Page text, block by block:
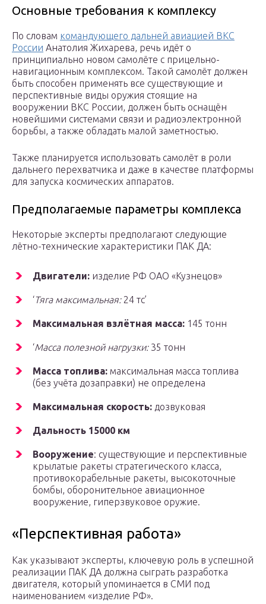
Основные требования к комплексу
По словам командующего дальней авиацией ВКС
России Анатолия Жихарева, речь идёт о
принципиально новом самолёте с прицельно-
навигационным комплексом. Такой самолёт должен
быть способен применять все существующие и
перспективные виды оружия стоящие на
вооружении ВКС России, должен быть оснащён
новейшими системами связи и радиоэлектронной
борьбы, а также обладать малой заметностью.
Также планируется использовать самолёт в роли
дальнего перехватчика и даже в качестве платформы
для запуска космических аппаратов.
Предполагаемые параметры комплекса
Некоторые эксперты предполагают следующие
лётно-технические характеристики ПАК ДА:
Двигатели: изделие РФ ОАО «Кузнецов»
‘Тяга максимальная:24 тс’
Максимальная взлётная масса: 145 тонн
‘Масса полезной нагрузки: 35 тонн
Масса топлива: максимальная масса топлива
(без учёта дозаправки) не определена
Максимальная скорость: дозвуковая
Дальность 15000 км
Вооружение: существующие и перспективные
крылатые ракеты стратегического класса,
противокорабельные ракеты, высокоточные
бомбы, оборонительное авиационное
вооружение, гиперзвуковое оружие.
«Перспективная работа»
Как указывают эксперты, ключевую роль в успешной
реализации ПАК ДА должна сыграть разработка
двигателя, который упоминается в СМИ под
наименованием «изделие РФ».